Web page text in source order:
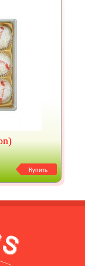
Купить